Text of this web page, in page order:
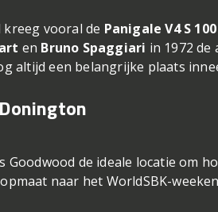
kreeg vooral de Panigale V4 S 100
en Bruno Spaggiari in 1972
altijd een belangrijke plaats
Goodwood de ideale locatie om
naar het WorldSBK-